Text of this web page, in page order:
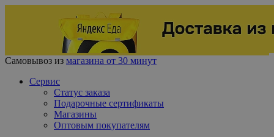
Самовывоз из магазина от 30 минут
Сервис
Статус заказа
Подарочные сертификаты
Магазины
Оптовым покупателям